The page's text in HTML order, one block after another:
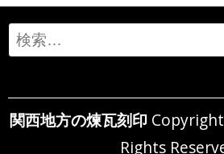
Search
for:
関西地方の煉瓦刻印
Rights